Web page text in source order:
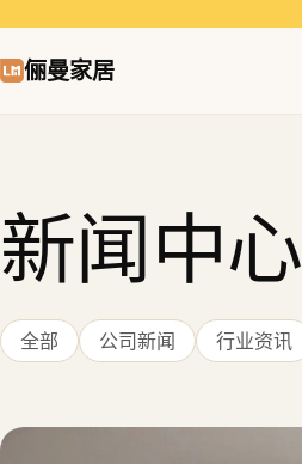
俪曼家居
新闻中心
全部 公司新闻 行业资讯